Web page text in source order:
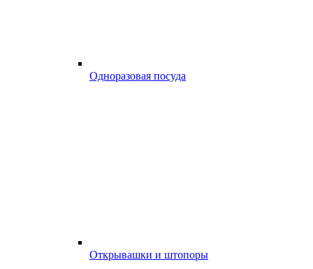
Одноразовая посуда
Открывашки и штопоры